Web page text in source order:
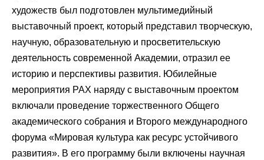
художеств был подготовлен мультимедийный
выставочный проект, который представил творческую,
научную, образовательную и просветительскую
деятельность современной Академии, отразил ее
историю и перспективы развития. Юбилейные
мероприятия РАХ наряду с выставочным проектом
включали проведение торжественного Общего
академического собрания и Второго международного
форума «Мировая культура как ресурс устойчивого
развития». В его программу были включены научная